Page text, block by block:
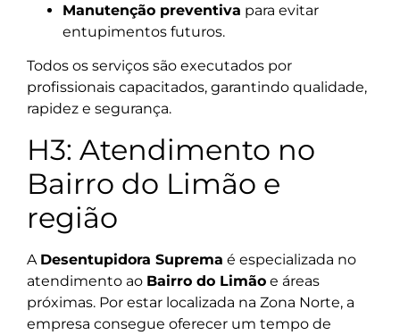
Manutenção preventiva para evitar
entupimentos futuros.
Todos os serviços são executados por
profissionais capacitados, garantindo qualidade,
rapidez e segurança.
H3: Atendimento no
Bairro do Limão e
região
A Desentupidora Suprema é especializada no
atendimento ao Bairro do Limão e áreas
próximas. Por estar localizada na Zona Norte, a
empresa consegue oferecer um tempo de